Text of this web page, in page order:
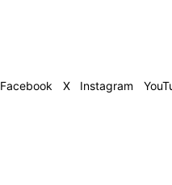
Facebook X Instagram